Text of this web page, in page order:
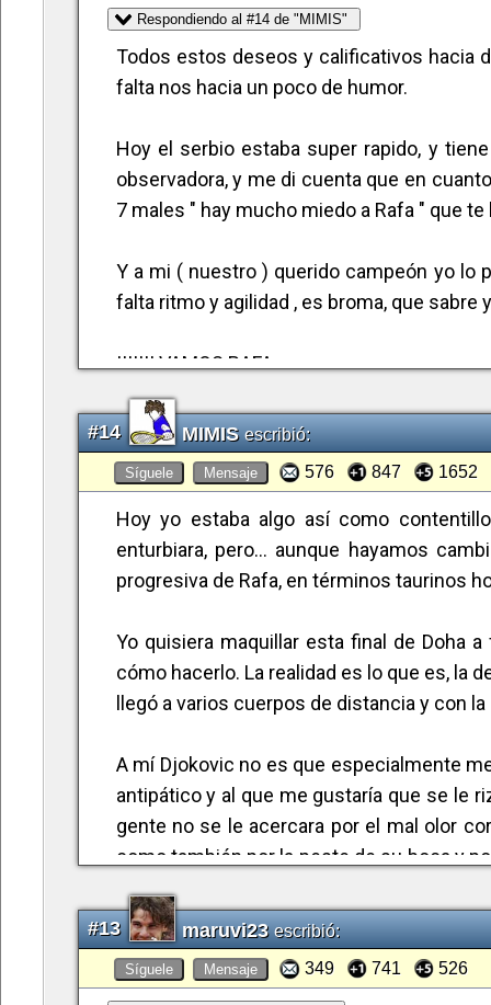
sólo en lo referente a la vestimenta
asemeja bastante al ping-pong.
- Las pistas ahora suelen ser
estas condiciones, al "tenis" moderno
voluntad y coraje no le faltan.
Una vez dicho lo dicho, reconozco que
apabullante derrota, ya no se encoge
también.
darlo todo para esperar lo mejor. Eso es el
fáciles y le faltó algo de agilidad
extraordinarios y su derecha va
agilidad, en la precisión, en el saque.
Rafa casi logró un break en el primer
6-1 / 6-2...¿y si el partido hubiese sido
para el español? Rafa tiene más
pista cubierta y rapiditos.
Démosle tiempo al tiempo y sigamos
pero él lo seguirá intentando.
han regalado momentos inolvidables y
más.
Respondiendo al #14 de "MIMIS"
Todos estos deseos y calificativos hacia
falta nos hacia un poco de humor.
Hoy el serbio estaba super rapido, y
observadora, y me di cuenta que en
7 males " hay mucho miedo a Rafa " que te
Y a mi ( nuestro ) querido campeón yo lo
falta ritmo y agilidad , es broma, que sabre
!!!!!!! VAMOS RAFA ¡¡¡¡¡¡
DESDE SIEMPRE Y PARA SIEMPRE
#14 MIMISescribió:
Síguele Mensaje 576 847 1652
Hoy yo estaba algo así como
enturbiara, pero… aunque hayamos
progresiva de Rafa, en términos taurinos
Yo quisiera maquillar esta final de Doha
cómo hacerlo. La realidad es lo que es, la
llegó a varios cuerpos de distancia y con
A mí Djokovic no es que especialmente
antipático y al que me gustaría que se le
gente no se le acercara por el mal olor
como también por la peste de su boca y
don Nole el balcánico contra el orbe
ataque nuclear preventivo a base de
Pera afer de ser justo, el tenis ejecutado
#13 maruvi23escribió:
Síguele Mensaje 349 741 526